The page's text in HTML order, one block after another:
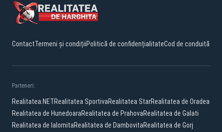
ContactTermeni și condițiiPolitică de confidențialitateCod de conduită
Parteneri:
Realitatea.NETRealitatea SportivaRealitatea StarRealitatea de Oradea
Realitatea de HunedoaraRealitatea de PrahovaRealitatea de Galati
Realitatea de IalomitaRealitatea de DambovitaRealitatea de Gorj